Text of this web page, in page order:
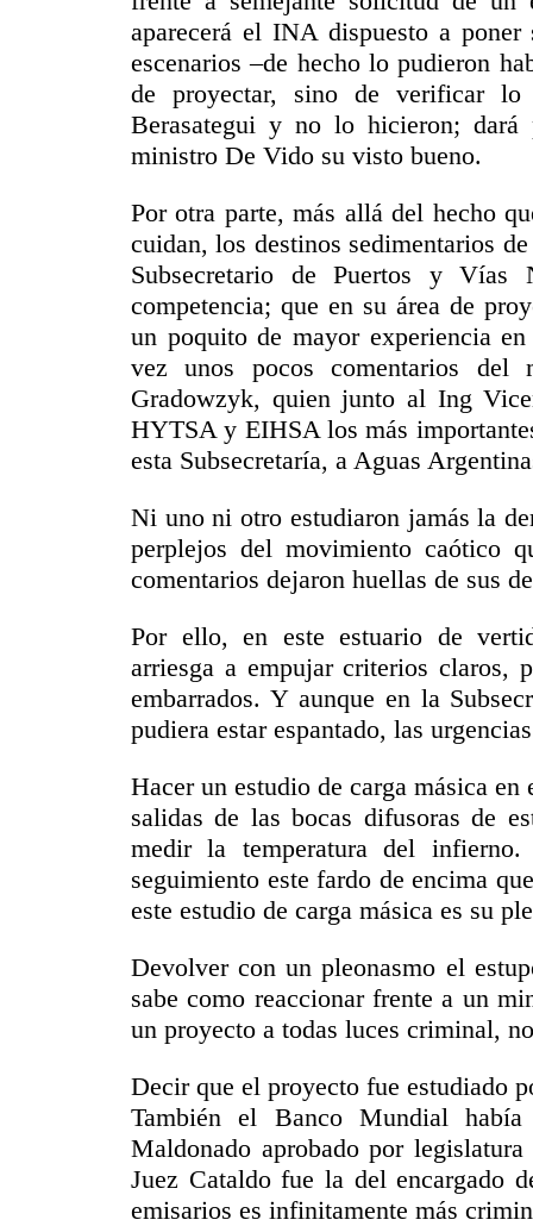
aparecerá el INA dispuesto a poner
escenarios –de hecho lo pudieron
de proyectar, sino de verificar lo
Berasategui y no lo hicieron;
ministro De Vido su visto bueno.
Por otra parte, más allá del hecho
cuidan, los destinos sedimentarios
Subsecretario de Puertos y Vías
competencia; que en su área de
un poquito de mayor experiencia
vez unos pocos comentarios del
Gradowzyk, quien junto al Ing
HYTSA y EIHSA los más
esta Subsecretaría, a Aguas
Ni uno ni otro estudiaron jamás la
perplejos del movimiento caótico
comentarios dejaron huellas de sus
Por ello, en este estuario de
arriesga a empujar criterios claros,
embarrados. Y aunque en la
pudiera estar espantado, las
Hacer un estudio de carga másica
salidas de las bocas difusoras de
medir la temperatura del
seguimiento este fardo de encima
este estudio de carga másica es su
Devolver con un pleonasmo el
sabe como reaccionar frente a un
un proyecto a todas luces criminal,
Decir que el proyecto fue estudiado
También el Banco Mundial
Maldonado aprobado por
Juez Cataldo fue la del encargado
emisarios es infinitamente más